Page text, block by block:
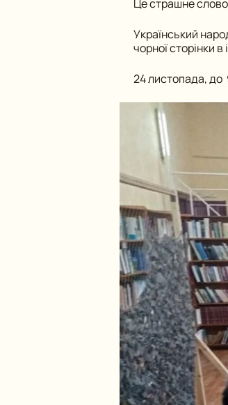
Це страшне
Український
чорної сторінки в
24 листопада, до